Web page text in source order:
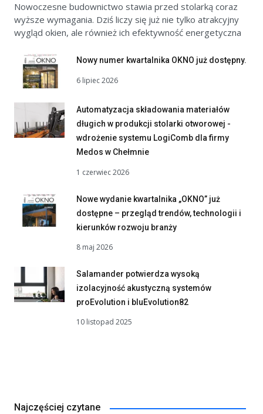
Nowoczesne budownictwo stawia przed stolarką coraz
wyższe wymagania. Dziś liczy się już nie tylko atrakcyjny
wygląd okien, ale również ich efektywność energetyczna
Nowy numer kwartalnika OKNO już dostępny.
6 lipiec 2026
Automatyzacja składowania materiałów
długich w produkcji stolarki otworowej -
wdrożenie systemu LogiComb dla firmy
Medos w Chełmnie
1 czerwiec 2026
Nowe wydanie kwartalnika „OKNO” już
dostępne – przegląd trendów, technologii i
kierunków rozwoju branży
8 maj 2026
Salamander potwierdza wysoką
izolacyjność akustyczną systemów
proEvolution i bluEvolution82
10 listopad 2025
Najczęściej czytane